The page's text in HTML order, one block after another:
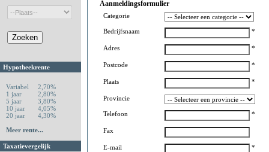
Hypotheekrente
Variabel
2,70%
1 jaar
2,80%
5 jaar
3,80%
10 jaar
4,05%
20 jaar
4,30%
Meer rente...
Taxatievergelijk
Aanmeldingsformulier
Categorie
Bedrijfsnaam *
Adres *
Postcode *
Plaats *
Provincie
Telefoon *
Fax
E-mail *